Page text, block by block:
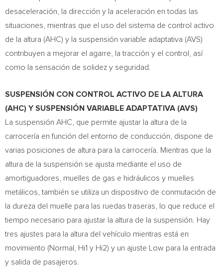
desaceleración, la dirección y la aceleración en todas las
situaciones, mientras que el uso del sistema de control activo
de la altura (AHC) y la suspensión variable adaptativa (AVS)
contribuyen a mejorar el agarre, la tracción y el control, así
como la sensación de solidez y seguridad.
SUSPENSIÓN CON CONTROL ACTIVO DE LA ALTURA
(AHC) Y SUSPENSIÓN VARIABLE ADAPTATIVA (AVS)
La suspensión AHC, que permite ajustar la altura de la
carrocería en función del entorno de conducción, dispone de
varias posiciones de altura para la carrocería. Mientras que la
altura de la suspensión se ajusta mediante el uso de
amortiguadores, muelles de gas e hidráulicos y muelles
metálicos, también se utiliza un dispositivo de conmutación de
la dureza del muelle para las ruedas traseras, lo que reduce el
tiempo necesario para ajustar la altura de la suspensión. Hay
tres ajustes para la altura del vehículo mientras está en
movimiento (Normal, Hi1 y Hi2) y un ajuste Low para la entrada
y salida de pasajeros.